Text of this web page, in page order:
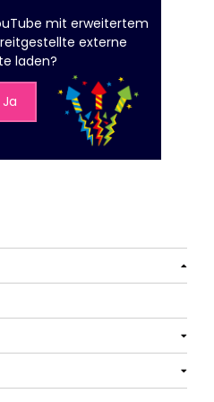
mit erweitertem
externe
laden?
Ja